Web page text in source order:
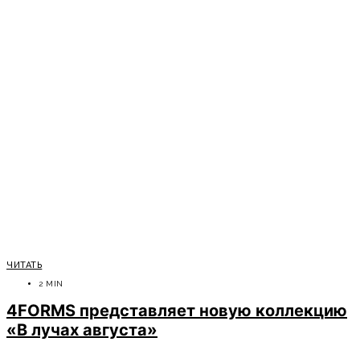
ЧИТАТЬ
2 MIN
4FORMS представляет новую коллекцию
«В лучах августа»